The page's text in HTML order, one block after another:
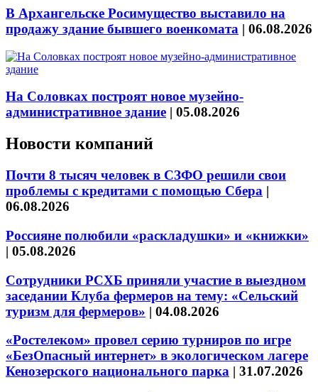
В Архангельске Росимущество выставило на
продажу здание бывшего военкомата | 06.08.2026
На Соловках построят новое музейно-
административное здание | 05.08.2026
Новости компаний
Почти 8 тысяч человек в СЗФО решили свои
проблемы с кредитами с помощью Сбера |
06.08.2026
Россияне полюбили «раскладушки» и «книжки»
| 05.08.2026
Сотрудники РСХБ приняли участие в выездном
заседании Клуба фермеров на тему: «Сельский
туризм для фермеров» | 04.08.2026
«Ростелеком» провел серию турниров по игре
«БезОпасный интернет» в экологическом лагере
Кенозерского национального парка | 31.07.2026